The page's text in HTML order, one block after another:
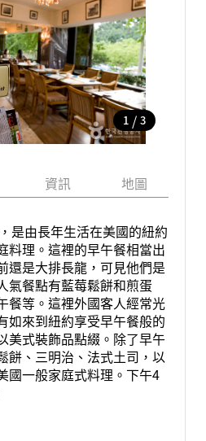
1 / 3
資訊 地圖
是由長年生活在美國的紐約
料理。這裡的早午餐相當出
還是大排長龍，可見他們是
氣餐點有藍莓鬆餅和煎蛋
餐等。這裡外國客人經常光
如來到紐約享受早午餐般的
美式裝飾品點綴。除了早午
餅、三明治、法式土司，以
國一般家庭式料理。下午4